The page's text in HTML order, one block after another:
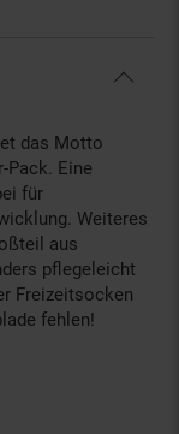
das Motto
Pack. Eine
für
Weiteres
aus
pflegeleicht
Freizeitsocken
fehlen!